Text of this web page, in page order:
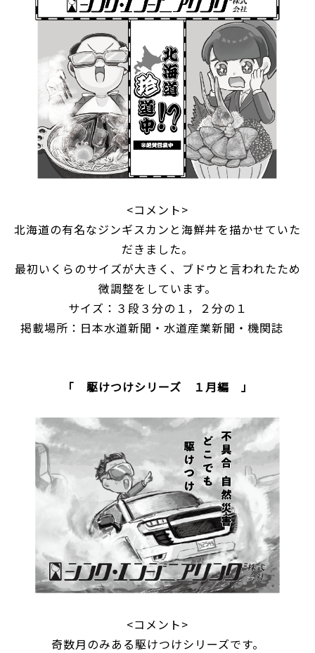
<コメント>
北海道の有名なジンギスカンと海鮮丼を描かせていた
だきました。
最初いくらのサイズが大きく、ブドウと言われたため
微調整をしています。
サイズ：３段３分の１，２分の１
掲載場所：日本水道新聞・水道産業新聞・機関誌
「 駆けつけシリーズ １月編 」
<コメント>
奇数月のみある駆けつけシリーズです。